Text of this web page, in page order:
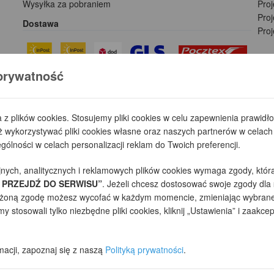
Wysyłka za pobraniem
Dostawa
Płatności
projekty domów - autorska pracownia architektoniczna założona w 1990r.
z normą ISO 9001), prezentowane na stronie projekty domów mogą
dostosowania ich do Państwa indywidualnych potrzeb korzystamy z
za pomocą ustawień swojej przeglądarki internetowej. Dalsze korzystanie
plików cookies. Stosujemy pliki cookies w celu zapewnienia
pliki cookies własne oraz naszych partnerów w
w celach personalizacji reklam do Twoich preferencji.
analitycznych i reklamowych plików cookies wymaga zgody,
DO SERWISU”. Jeżeli chcesz dostosować swoje zgody
zgodę możesz wycofać w każdym momencie, zmieniając
stosowali tylko niezbędne pliki cookies, kliknij „Ustawienia” i
zapoznaj się z naszą Polityką prywatności.